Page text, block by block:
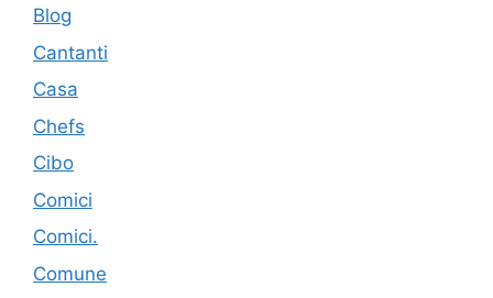
Blog
Cantanti
Casa
Chefs
Cibo
Comici
Comici.
Comune